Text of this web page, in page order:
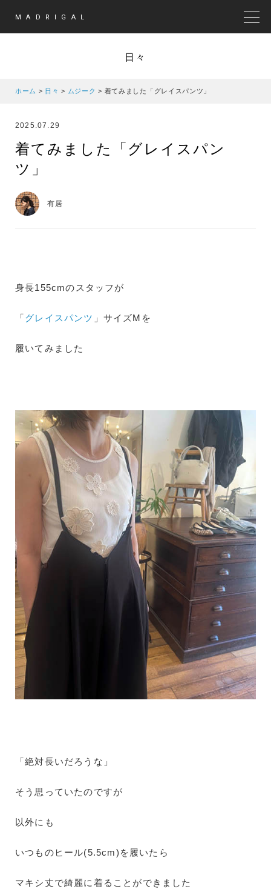
MADRIGAL
日々
ホーム > 日々 > ムジーク > 着てみました「グレイスパンツ」
2025.07.29
着てみました「グレイスパン
ツ」
有居
身長155cmのスタッフが
「グレイスパンツ 」サイズMを
履いてみました
「絶対長いだろうな」
そう思っていたのですが
以外にも
いつものヒール(5.5cm)を履いたら
マキシ丈で綺麗に着ることができました